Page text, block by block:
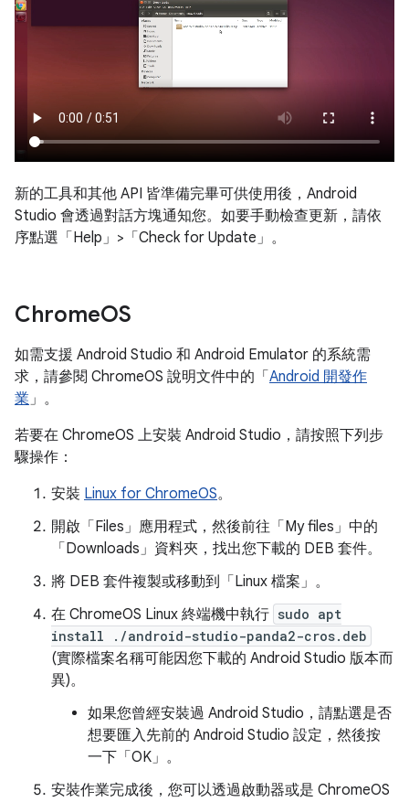
新的工具和其他 API 皆準備完畢可供使用後，Android
Studio 會透過對話方塊通知您。如要手動檢查更新，請依
序點選「Help」>「Check for Update」 。
ChromeOS
如需支援 Android Studio 和 Android Emulator 的系統需
求，請參閱 ChromeOS 說明文件中的「 Android 開發作
業」。
若要在 ChromeOS 上安裝 Android Studio，請按照下列步
驟操作：
安裝 Linux for ChromeOS。
開啟「Files」 應用程式，然後前往「My files」 中的
「Downloads」 資料夾，找出您下載的 DEB 套件。
將 DEB 套件複製或移動到「Linux 檔案」 。
在 ChromeOS Linux 終端機中執行 sudo apt
install ./android-studio-panda2-cros.deb
(實際檔案名稱可能因您下載的 Android Studio 版本而
異)。
如果您曾經安裝過 Android Studio，請點選是否
想要匯入先前的 Android Studio 設定，然後按
一下「OK」 。
安裝作業完成後，您可以透過啟動器或是 ChromeOS